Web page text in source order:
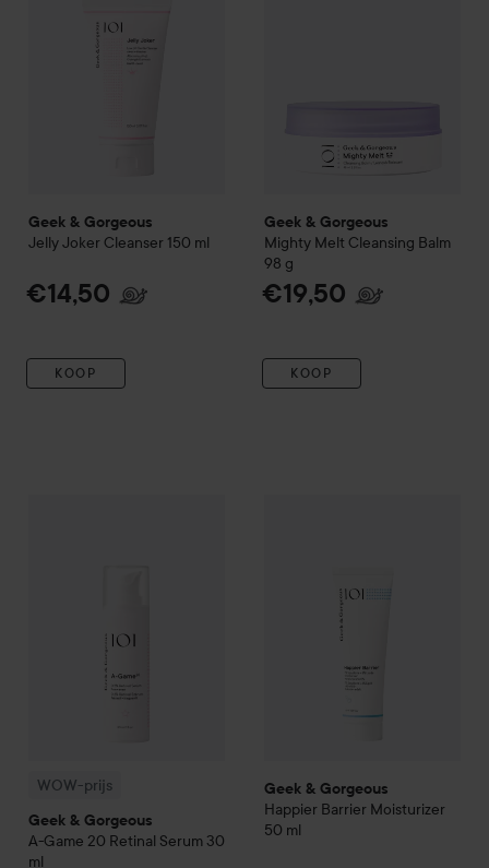
Geek & Gorgeous
Jelly Joker Cleanser 150 ml
€14,50
KOOP
Geek & Gorgeous
Mighty Melt Cleansing Balm
98 g
€19,50
KOOP
WOW-prijs
Geek & Gorgeous
A-Game 20 Retinal Serum 30
ml
Geek & Gorgeous
Happier Barrier Moisturizer
50 ml